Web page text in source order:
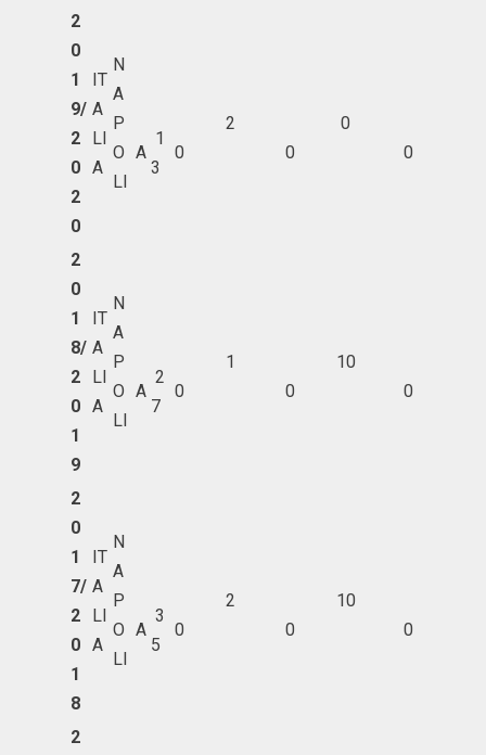
2
0
1
9/
2
0
2
0
IT
A
LI
A
N
A
P
O
LI
A
1
3
0
2
0
0
0
2
0
1
8/
2
0
1
9
IT
A
LI
A
N
A
P
O
LI
A
2
7
0
1
0
10
0
2
0
1
7/
2
0
1
8
IT
A
LI
A
N
A
P
O
LI
A
3
5
0
2
0
10
0
2